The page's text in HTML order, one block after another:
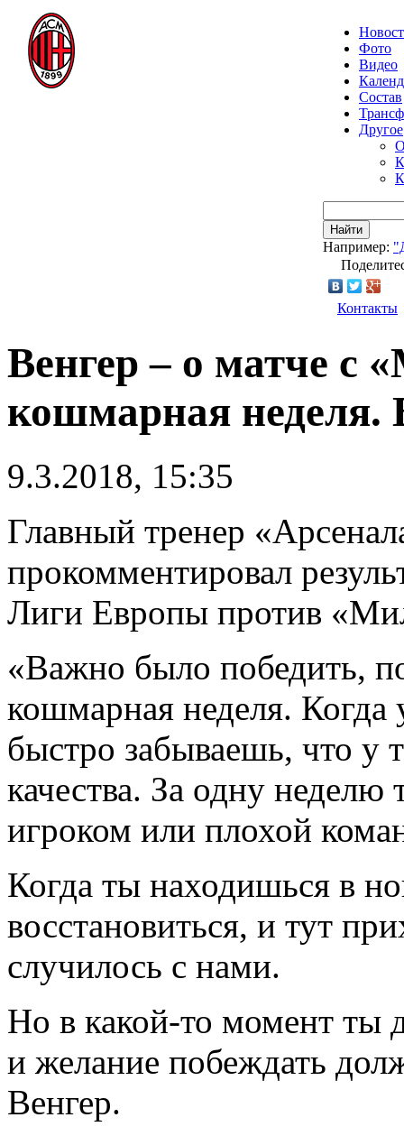
Фото
Видео
Состав
Другое
Найти
Например:
Контакты
Венгер – о матче с
кошмарная неделя.
9.3.2018, 15:35
Главный тренер
прокомментировал
Лиги Европы против
«Важно было победить,
кошмарная неделя. Когда
быстро забываешь, что у
качества. За одну
игроком или плохой
Когда ты находишься в
восстановиться, и тут
случилось с нами.
Но в какой-то момент ты
и желание побеждать
Венгер.